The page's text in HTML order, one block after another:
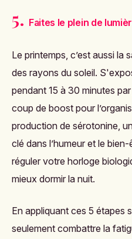
5. Faites le plein de
Le printemps, c’est aussi la
des rayons du soleil.
pendant 15 à 30 minutes
coup de boost pour
production de sérotonine,
clé dans l’humeur et le
réguler votre horloge
mieux dormir la nuit.
En appliquant ces 5 étapes
seulement combattre la